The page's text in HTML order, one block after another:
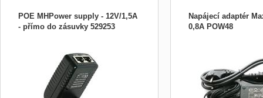
POE MHPower supply - 12V/1,5A
- přímo do zásuvky 529253
injector (passive, not IEEE 802.3af
compliant). For suppling boards like
RouterBoard RB4111, G-board and other
board with passive POE Specification: *
Output voltage 12V * Max output current
Napájecí adaptér
0,8A POW48
38,4W pro
JE napájecí kabel !
Spínaný Výstupní napětí
proud * 0,8A Výstupní
Výstupní konektor * 5,5 /